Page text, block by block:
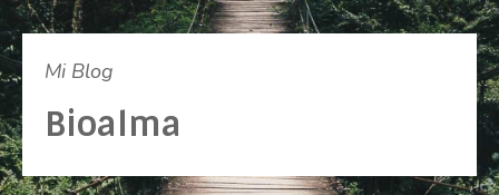
Mi Blog
Bioalma